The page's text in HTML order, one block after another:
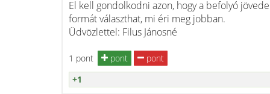
El kell gondolkodni azon, hogy a befolyó
formát választhat, mi éri meg jobban.
Üdvözlettel: Filus Jánosné
1 pont pont
pont
+1